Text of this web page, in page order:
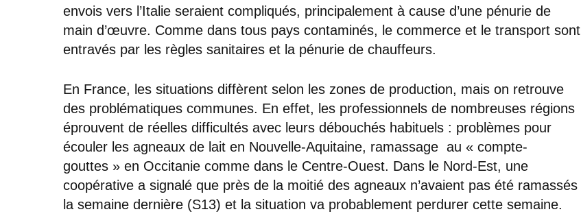
envois vers l’Italie seraient compliqués, principalement à cause d’une pénurie de
main d’œuvre. Comme dans tous pays contaminés, le commerce et le transport sont
entravés par les règles sanitaires et la pénurie de chauffeurs.
En France, les situations diffèrent selon les zones de production, mais on retrouve
des problématiques communes. En effet, les professionnels de nombreuses régions
éprouvent de réelles difficultés avec leurs débouchés habituels : problèmes pour
écouler les agneaux de lait en Nouvelle-Aquitaine, ramassage au « compte-
gouttes » en Occitanie comme dans le Centre-Ouest. Dans le Nord-Est, une
coopérative a signalé que près de la moitié des agneaux n’avaient pas été ramassés
la semaine dernière (S13) et la situation va probablement perdurer cette semaine.